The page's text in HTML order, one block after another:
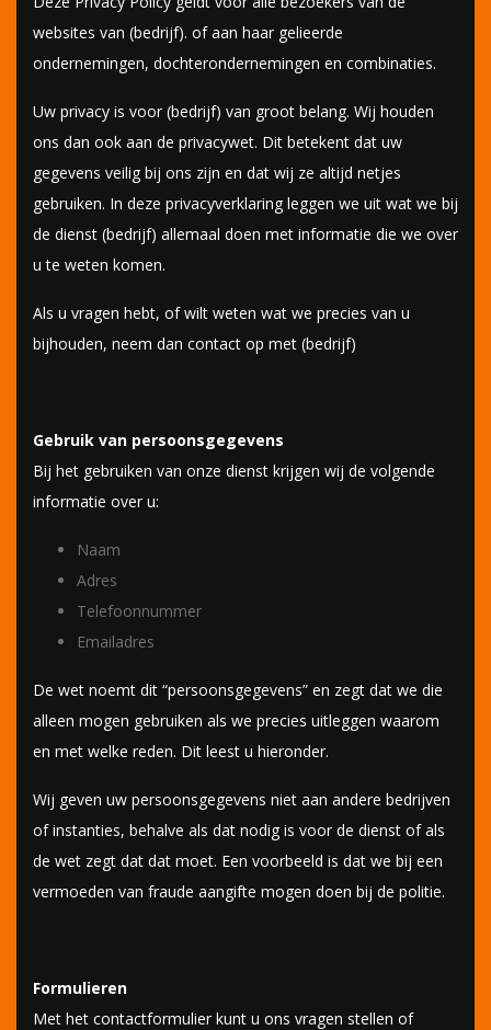
websites van (bedrijf). of aan haar gelieerde
ondernemingen, dochterondernemingen en combinaties.
Uw privacy is voor (bedrijf) van groot belang. Wij houden
ons dan ook aan de privacywet. Dit betekent dat uw
gegevens veilig bij ons zijn en dat wij ze altijd netjes
gebruiken. In deze privacyverklaring leggen we uit wat we bij
de dienst (bedrijf) allemaal doen met informatie die we over
u te weten komen.
Als u vragen hebt, of wilt weten wat we precies van u
bijhouden, neem dan contact op met (bedrijf)
Gebruik van persoonsgegevens
Bij het gebruiken van onze dienst krijgen wij de volgende
informatie over u:
Naam
Adres
Telefoonnummer
Emailadres
De wet noemt dit “persoonsgegevens” en zegt dat we die
alleen mogen gebruiken als we precies uitleggen waarom
en met welke reden. Dit leest u hieronder.
Wij geven uw persoonsgegevens niet aan andere bedrijven
of instanties, behalve als dat nodig is voor de dienst of als
de wet zegt dat dat moet. Een voorbeeld is dat we bij een
vermoeden van fraude aangifte mogen doen bij de politie.
Formulieren
Met het contactformulier kunt u ons vragen stellen of